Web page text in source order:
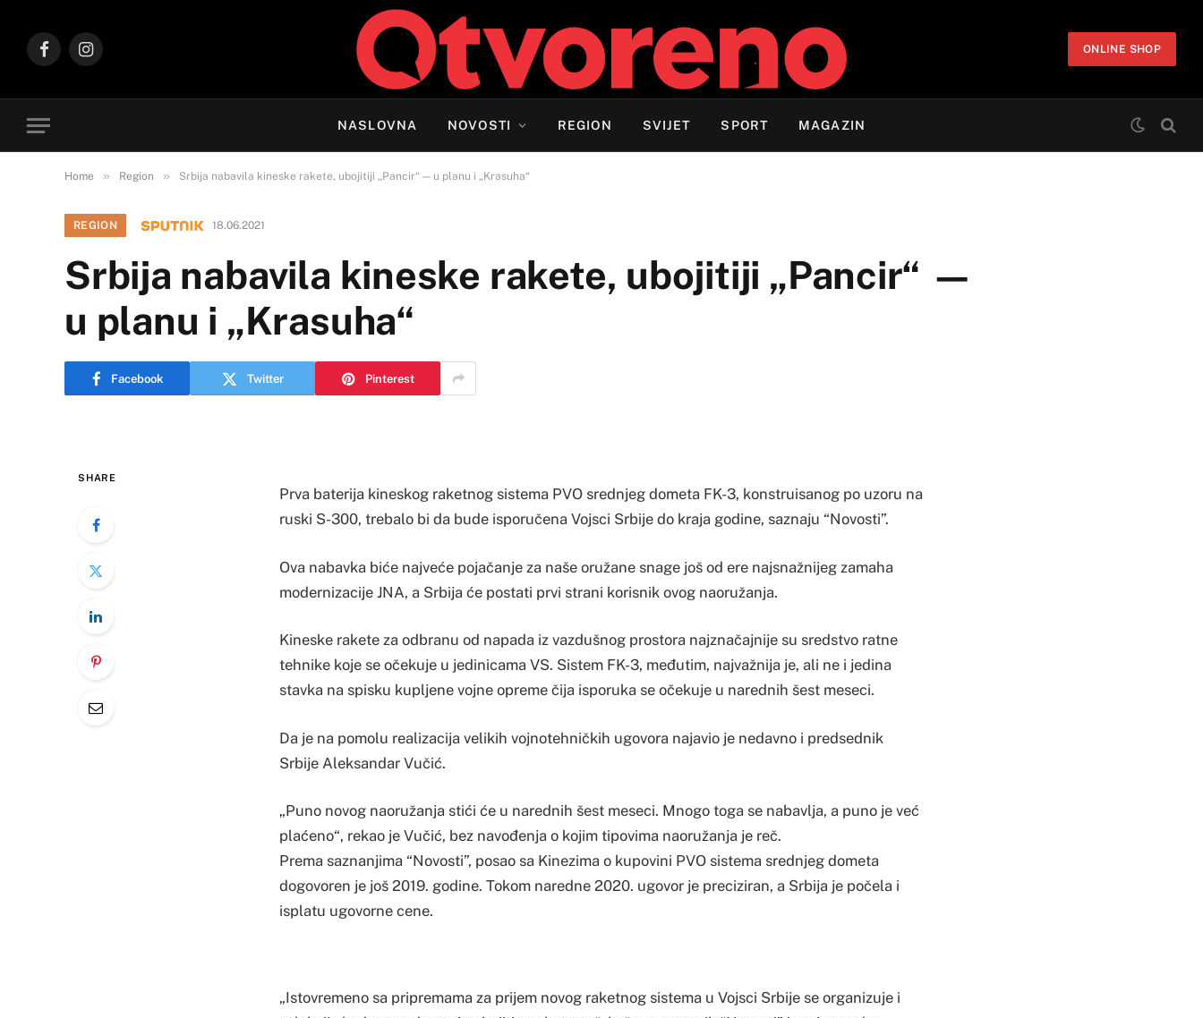
FacebookInstagram
ONLINE SHOP
NASLOVNA NOVOSTI REGION SVIJET SPORT MAGAZIN
Home » Region » Srbija nabavila kineske rakete, ubojitiji „Pancir“ — u planu i „Krasuha“
REGION 18.06.2021
Srbija nabavila kineske rakete, ubojitiji „Pancir“ —
u planu i „Krasuha“
Facebook Twitter Pinterest
SHARE
Prva baterija kineskog raketnog sistema PVO srednjeg dometa FK-3, konstruisanog po uzoru na
ruski S-300, trebalo bi da bude isporučena Vojsci Srbije do kraja godine, saznaju “Novosti”.
Ova nabavka biće najveće pojačanje za naše oružane snage još od ere najsnažnijeg zamaha
modernizacije JNA, a Srbija će postati prvi strani korisnik ovog naoružanja.
Kineske rakete za odbranu od napada iz vazdušnog prostora najznačajnije su sredstvo ratne
tehnike koje se očekuje u jedinicama VS. Sistem FK-3, međutim, najvažnija je, ali ne i jedina
stavka na spisku kupljene vojne opreme čija isporuka se očekuje u narednih šest meseci.
Da je na pomolu realizacija velikih vojnotehničkih ugovora najavio je nedavno i predsednik
Srbije Aleksandar Vučić.
„Puno novog naoružanja stići će u narednih šest meseci. Mnogo toga se nabavlja, a puno je već
plaćeno“, rekao je Vučić, bez navođenja o kojim tipovima naoružanja je reč.
Prema saznanjima “Novosti”, posao sa Kinezima o kupovini PVO sistema srednjeg dometa
dogovoren je još 2019. godine. Tokom naredne 2020. ugovor je preciziran, a Srbija je počela i
isplatu ugovorne cene.
„Istovremeno sa pripremama za prijem novog raketnog sistema u Vojsci Srbije se organizuje i